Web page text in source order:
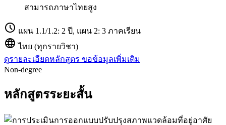
สามารถภาษาไทยสูง
schedule แผน 1.1/1.2: 2 ปี, แผน 2: 3 ภาคเรียน
language ไทย (ทุกรายวิชา)
ดูรายละเอียดหลักสูตร ขอข้อมูลเพิ่มเติม
Non-degree
หลักสูตรระยะสั้น